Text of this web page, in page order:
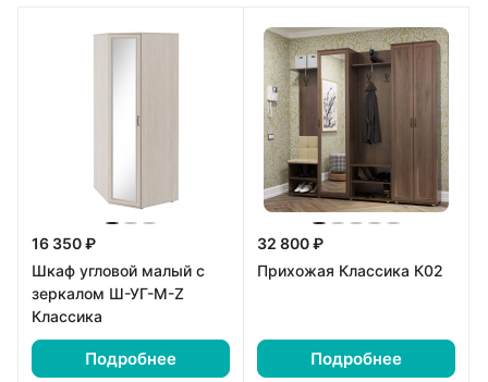
16 350 ₽
Шкаф угловой малый с
зеркалом Ш-УГ-М-Z
Классика
Подробнее
32 800 ₽
Прихожая Классика К02
Подробнее